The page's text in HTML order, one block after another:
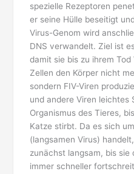
spezielle Rezeptoren
er seine Hülle beseitigt
Virus-Genom wird
DNS verwandelt. Ziel ist
damit sie bis zu ihrem
Zellen den Körper nicht
sondern FIV-Viren
und andere Viren leichtes
Organismus des Tieres,
Katze stirbt. Da es sich
(langsamen Virus)
zunächst langsam, bis sie
immer schneller